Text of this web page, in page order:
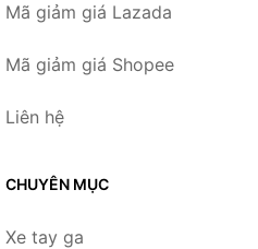
Mã giảm giá Lazada
Mã giảm giá Shopee
Liên hệ
CHUYÊN MỤC
Xe tay ga